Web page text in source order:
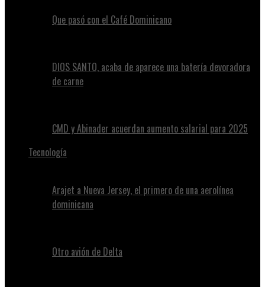
Que pasó con el Café Dominicano
DIOS SANTO, acaba de aparece una batería devoradora
de carne
CMD y Abinader acuerdan aumento salarial para 2025
Tecnología
Arajet a Nueva Jersey, el primero de una aerolínea
dominicana
Otro avión de Delta